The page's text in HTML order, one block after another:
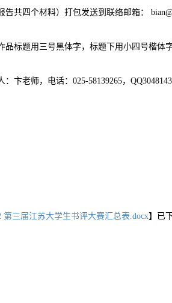
告共四个材料）打包发送到联络邮箱：
品标题用三号黑体字，标题下用小四号楷体
：卞老师，电话： 025-58139265，
第三届江苏大学生书评大赛汇总表.docx】已